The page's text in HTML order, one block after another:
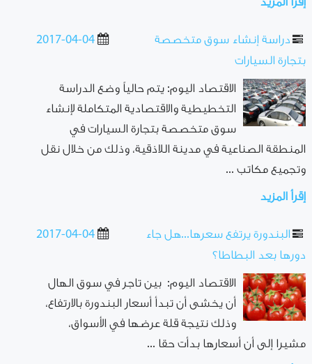
إقرأ المزيد
2017-04-04
دراسة إنشاء سوق متخصصة
بتجارة السيارات
الاقتصاد اليوم: يتم حالياً وضع الدراسة
التخطيطية والاقتصادية المتكاملة لإنشاء
سوق متخصصة بتجارة السيارات في
المنطقة الصناعية في مدينة اللاذقية، وذلك من خلال نقل
وتجميع مكاتب ...
إقرأ المزيد
2017-04-04
البندورة يرتفع سعرها...هل جاء
دورها بعد البطاطا؟
الاقتصاد اليوم: بين تاجر في سوق الهال
أن يخشى أن تبدأ أسعار البندورة بالارتفاع،
وذلك نتيجة قلة عرضها في الأسواق،
مشيرا إلى أن أسعارها بدأت حقا ...